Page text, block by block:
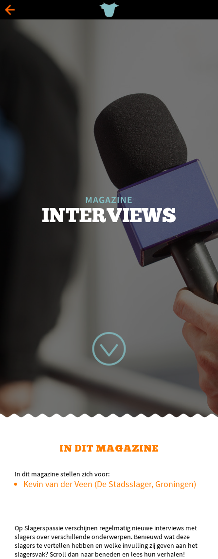
MAGAZINE
INTERVIEWS
IN DIT MAGAZINE
In dit magazine stellen zich voor:
Kevin van der Veen (De Stadsslager, Groningen)
Op Slagerspassie verschijnen regelmatig nieuwe interviews met
slagers over verschillende onderwerpen. Benieuwd wat deze
slagers te vertellen hebben en welke invulling zij geven aan het
slagersvak? Scroll dan naar beneden en lees hun verhalen!